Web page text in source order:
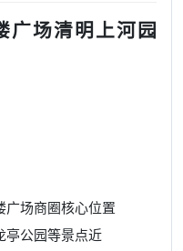
广场清明上河园
广场商圈核心位置
亭公园等景点近